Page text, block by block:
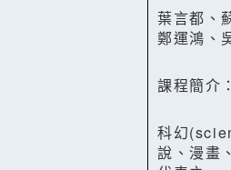
葉言都、
鄭運鴻、
課程簡介：
科幻
說、漫畫